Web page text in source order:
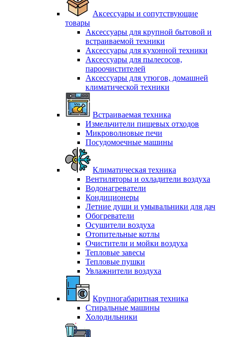
Аксессуары и сопутствующие
товары
Аксессуары для крупной бытовой и
встраиваемой техники
Аксессуары для кухонной техники
Аксессуары для пылесосов,
пароочистителей
Аксессуары для утюгов, домашней
климатической техники
Встраиваемая техника
Измельчители пищевых отходов
Микроволновые печи
Посудомоечные машины
Климатическая техника
Вентиляторы и охладители воздуха
Водонагреватели
Кондиционеры
Летние души и умывальники для дач
Обогреватели
Осушители воздуха
Отопительные котлы
Очистители и мойки воздуха
Тепловые завесы
Тепловые пушки
Увлажнители воздуха
Крупногабаритная техника
Стиральные машины
Холодильники